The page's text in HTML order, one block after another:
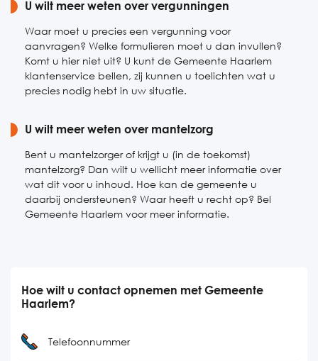
U wilt meer weten over vergunningen
Waar moet u precies een vergunning voor
aanvragen? Welke formulieren moet u dan invullen?
Komt u hier niet uit? U kunt de Gemeente Haarlem
klantenservice bellen, zij kunnen u toelichten wat u
precies nodig hebt in uw situatie.
U wilt meer weten over mantelzorg
Bent u mantelzorger of krijgt u (in de toekomst)
mantelzorg? Dan wilt u wellicht meer informatie over
wat dit voor u inhoud. Hoe kan de gemeente u
daarbij ondersteunen? Waar heeft u recht op? Bel
Gemeente Haarlem voor meer informatie.
Hoe wilt u contact opnemen met Gemeente
Haarlem?
Telefoonnummer